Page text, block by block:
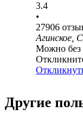
3.4
•
27906
Агинское,
Можно без
Другие